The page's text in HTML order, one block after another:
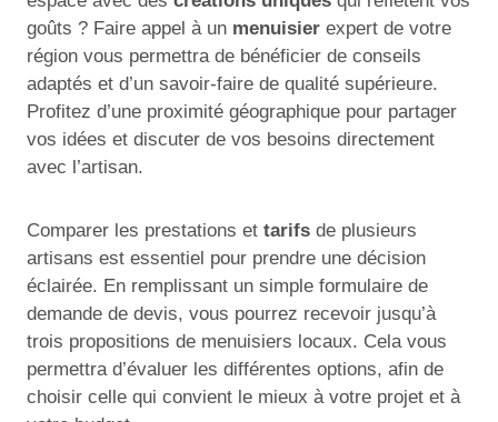
goûts ? Faire appel à un menuisier expert de votre
région vous permettra de bénéficier de conseils
adaptés et d’un savoir-faire de qualité supérieure.
Profitez d’une proximité géographique pour partager
vos idées et discuter de vos besoins directement
avec l’artisan.
Comparer les prestations et tarifs de plusieurs
artisans est essentiel pour prendre une décision
éclairée. En remplissant un simple formulaire de
demande de devis, vous pourrez recevoir jusqu’à
trois propositions de menuisiers locaux. Cela vous
permettra d’évaluer les différentes options, afin de
choisir celle qui convient le mieux à votre projet et à